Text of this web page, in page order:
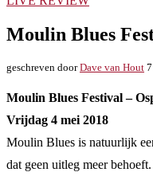
Moulin Blues
geschreven doorDave van Hout
Moulin Blues Festival –
Vrijdag 4 mei 2018
Moulin Blues is natuurlijk
dat geen uitleg meer